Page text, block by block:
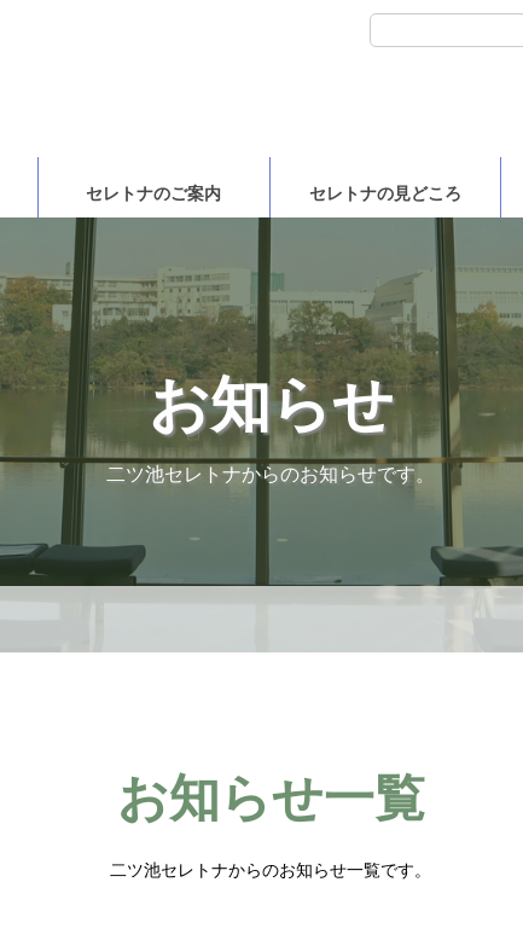
セレトナのご案内 セレトナの見どころ
お知らせ
二ツ池セレトナからのお知らせです。
お知らせ一覧
二ツ池セレトナからのお知らせ一覧です。